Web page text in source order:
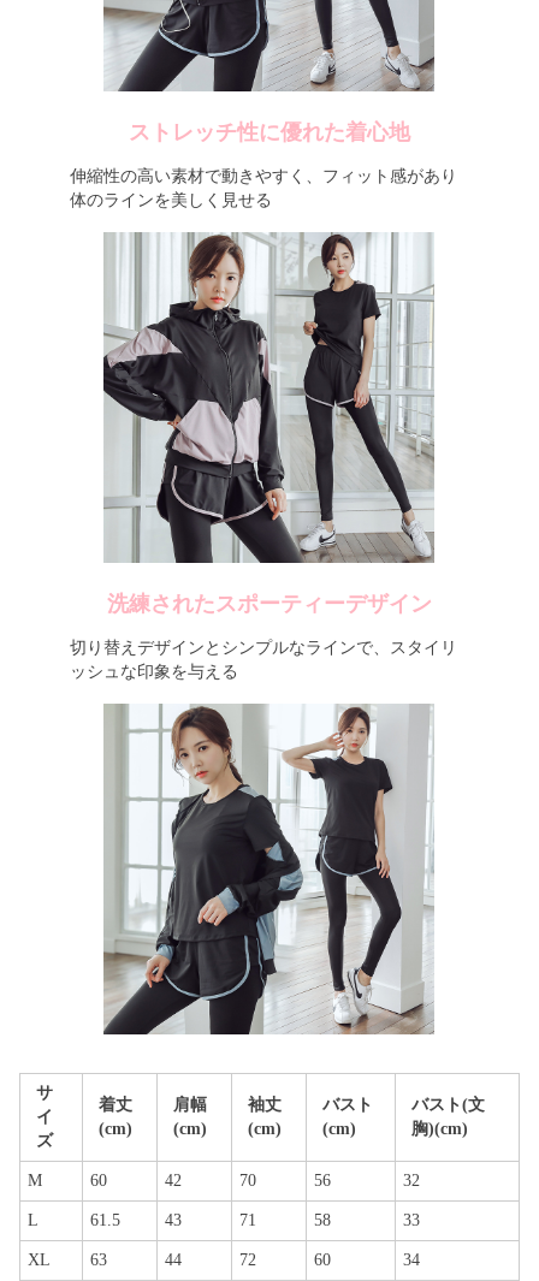
ストレッチ性に優れた着心地
伸縮性の高い素材で動きやすく、フィット感があり
体のラインを美しく見せる
洗練されたスポーティーデザイン
切り替えデザインとシンプルなラインで、スタイリ
ッシュな印象を与える
サ
イ
ズ
着丈
(cm)
肩幅
(cm)
袖丈
(cm)
バスト
(cm)
バスト(文
胸)(cm)
M 60 42 70 56 32
L 61.5 43 71 58 33
XL 63 44 72 60 34